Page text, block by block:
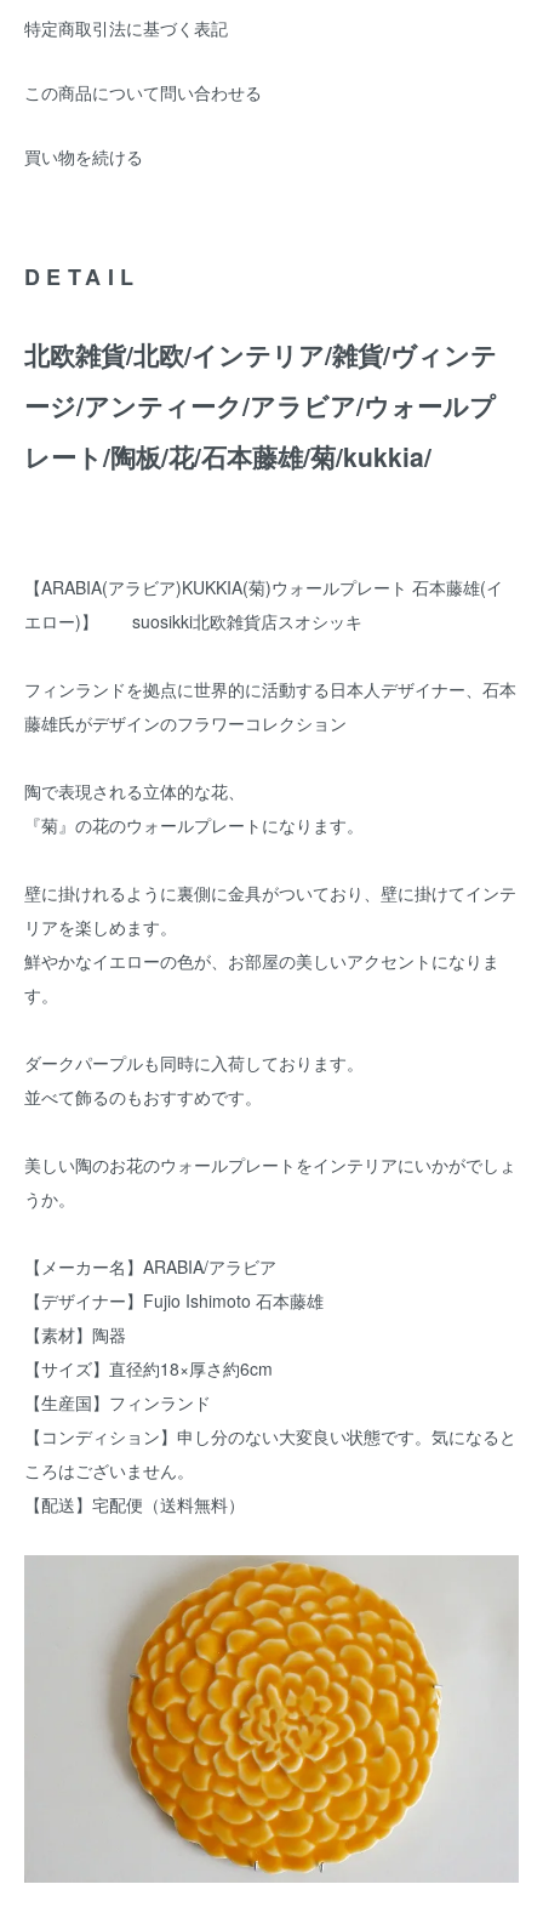
特定商取引法に基づく表記
この商品について問い合わせる
買い物を続ける
DETAIL
北欧雑貨/北欧/インテリア/雑貨/ヴィンテ
ージ/アンティーク/アラビア/ウォールプ
レート/陶板/花/石本藤雄/菊/kukkia/
【ARABIA(アラビア)KUKKIA(菊)ウォールプレート 石本藤雄(イ
エロー)】 suosikki北欧雑貨店スオシッキ
フィンランドを拠点に世界的に活動する日本人デザイナー、石本
藤雄氏がデザインのフラワーコレクション
陶で表現される立体的な花、
『菊』の花のウォールプレートになります。
壁に掛けれるように裏側に金具がついており、壁に掛けてインテ
リアを楽しめます。
鮮やかなイエローの色が、お部屋の美しいアクセントになりま
す。
ダークパープルも同時に入荷しております。
並べて飾るのもおすすめです。
美しい陶のお花のウォールプレートをインテリアにいかがでしょ
うか。
【メーカー名】ARABIA/アラビア
【デザイナー】Fujio Ishimoto 石本藤雄
【素材】陶器
【サイズ】直径約18×厚さ約6cm
【生産国】フィンランド
【コンディション】申し分のない大変良い状態です。気になると
ころはございません。
【配送】宅配便（送料無料）